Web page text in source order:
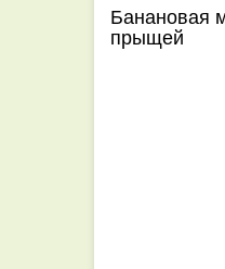
Банановая
прыщей